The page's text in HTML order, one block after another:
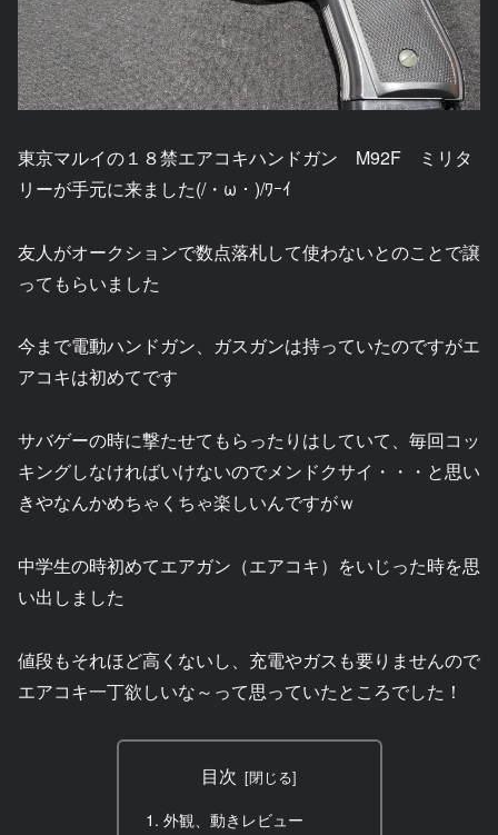
東京マルイの１８禁エアコキハンドガン M92F ミリタ
リーが手元に来ました(/・ω・)/ﾜｰｲ
友人がオークションで数点落札して使わないとのことで譲
ってもらいました
今まで電動ハンドガン、ガスガンは持っていたのですがエ
アコキは初めてです
サバゲーの時に撃たせてもらったりはしていて、毎回コッ
キングしなければいけないのでメンドクサイ・・・と思い
きやなんかめちゃくちゃ楽しいんですがｗ
中学生の時初めてエアガン（エアコキ）をいじった時を思
い出しました
値段もそれほど高くないし、充電やガスも要りませんので
エアコキ一丁欲しいな～って思っていたところでした！
目次
外観、動きレビュー